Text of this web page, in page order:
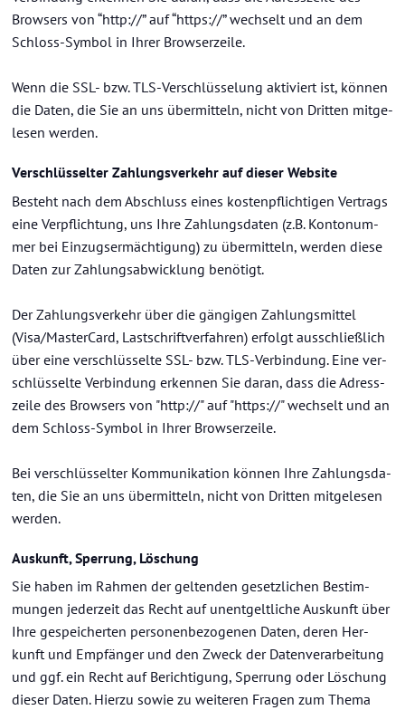
Brow­sers von “http://” auf “https://” wech­selt und an dem
Schloss-​Symbol in Ihrer Brow­ser­zei­le.
Wenn die SSL- bzw. TLS-​Verschlüsselung ak­ti­viert ist, kön­nen
die Daten, die Sie an uns über­mit­teln, nicht von Drit­ten mit­ge­
le­sen wer­den.
Ver­schlüs­sel­ter Zah­lungs­ver­kehr auf die­ser Web­site
Be­steht nach dem Ab­schluss eines kos­ten­pflich­ti­gen Ver­trags
eine Ver­pflich­tung, uns Ihre Zah­lungs­da­ten (z.B. Kon­to­num­
mer bei Ein­zugs­er­mäch­ti­gung) zu über­mit­teln, wer­den diese
Daten zur Zah­lungs­ab­wick­lung be­nö­tigt.
Der Zah­lungs­ver­kehr über die gän­gi­gen Zah­lungs­mit­tel
(Visa/Mas­ter­Card, Last­schrift­ver­fah­ren) er­folgt aus­schließ­lich
über eine ver­schlüs­sel­te SSL- bzw. TLS-​Verbindung. Eine ver­
schlüs­sel­te Ver­bin­dung er­ken­nen Sie daran, dass die Adress­
zei­le des Brow­sers von "http://" auf "https://" wech­selt und an
dem Schloss-​Symbol in Ihrer Brow­ser­zei­le.
Bei ver­schlüs­sel­ter Kom­mu­ni­ka­ti­on kön­nen Ihre Zah­lungs­da­
ten, die Sie an uns über­mit­teln, nicht von Drit­ten mit­ge­le­sen
wer­den.
Aus­kunft, Sper­rung, Lö­schung
Sie haben im Rah­men der gel­ten­den ge­setz­li­chen Be­stim­
mun­gen je­der­zeit das Recht auf un­ent­gelt­li­che Aus­kunft über
Ihre ge­spei­cher­ten per­so­nen­be­zo­ge­nen Daten, deren Her­
kunft und Emp­fän­ger und den Zweck der Da­ten­ver­ar­bei­tung
und ggf. ein Recht auf Be­rich­ti­gung, Sper­rung oder Lö­schung
die­ser Daten. Hier­zu sowie zu wei­te­ren Fra­gen zum Thema